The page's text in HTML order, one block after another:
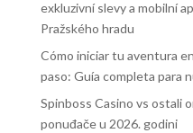
exkluzivní slevy a mobilní
Pražského hradu
Cómo iniciar tu aventura
paso: Guía completa para
Spinboss Casino vs ostali
ponuđače u 2026. godini